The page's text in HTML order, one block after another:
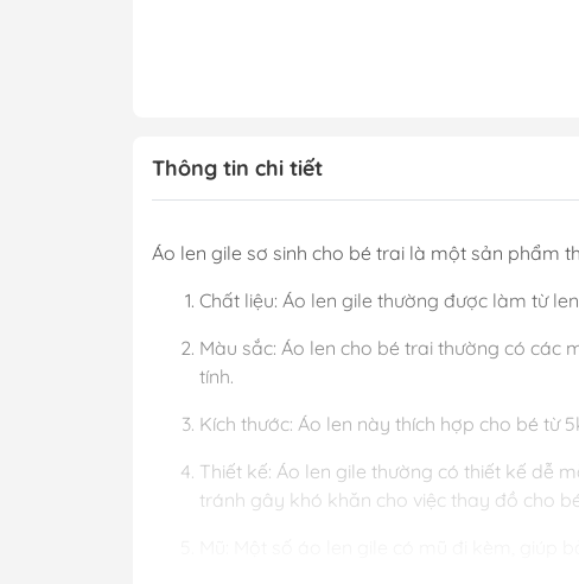
Thông tin chi tiết
Áo len gile sơ sinh cho bé trai là một sản phẩm
Chất liệu: Áo len gile thường được làm từ
Màu sắc: Áo len cho bé trai thường có các
tính.
Kích thước: Áo len này thích hợp cho bé từ
Thiết kế: Áo len gile thường có thiết kế dễ
tránh gây khó khăn cho việc thay đồ cho